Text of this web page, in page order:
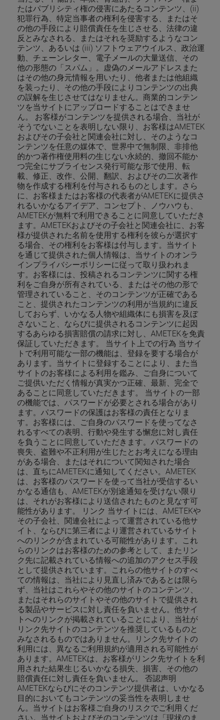
たはパブリシティ権の侵害にあたるコンテンツ、(ii)
犯罪行為、特定当事者の権利を侵害する、またはそ
の他の手段により賠償責任を生じさせる、法律の違
反とみなされる、またはそれを奨励するようなコン
テンツ、あるいは (iii) ソフトウェアウイルス、政治運
動、チェーンレター、電子メールの大量送信、その
他の形態の「スパム」。虚偽のメールアドレスまた
はその他の身元情報を用いたり、他者または他組織
を装ったり、その他の手段によりコンテンツの出典
の誤解を生じさせてはなりません。商業的コンテン
ツを当サイトにアップロードすることはできませ
ん。 お客様がコンテンツを提供される場合、当社が
そうでないことを表明しない限り、お客様はAMETEK
およびその子会社と関連会社に対し、そのようなコ
ンテンツを任意の媒体で、世界中で無制限、非排他
的かつ著作権使用料の生じない永続的、撤回不能か
つ完全にサブライセンス発行可能な形で使用、転
載、修正、改作、公開、翻訳、およびその二次著作
物を作成する権利を付与されるものとします。さら
に、お客様またはお客様の代表者がAMETEKに提供さ
れるいかなるアイデア、コンセプト、ノウハウも、
AMETEKが無料で利用できることに同意していただき
ます。AMETEKおよびその子会社と関連会社に、お客
様が提供された名前を使用する権利を彼らが選択す
る場合、その権利をお客様は付与します。当サイト
を通じて提供された個人情報は、当サイトのオンラ
インプライバシーポリシーに従って取り扱われま
す。お客様には、投稿されるコンテンツに関する権
利をご自身が所有されている、またはその他の形で
管理されていること、そのコンテンツが正確である
こと、提供されたコンテンツの利用が当規約に違反
しておらず、いかなる人物や組織体にも損害を及ぼ
さないこと、ならびに提供されるコンテンツに起因
するあらゆる損害賠償の請求に対し、AMETEKを免責
保証していただきます。 当サイト上での行為 当サイ
トで利用可能な一部の機能は、登録を要する場合が
あります。当サイトに登録することにより、また当
サイトのお客様による利用を鑑み、ご自身について
ご提供いただく情報が真実かつ正確、最新、完全で
あることに同意していただきます。 当サイトの一部
の機能では、パスワードが必要とされる場合があり
ます。パスワードの保護はお客様の責任となりま
す。お客様には、ご自身のパスワードを使ってなさ
れるすべての表明、行動や発生する懈怠に対し責任
を負うことに同意していただきます。パスワードの
喪失、盗難や不正利用が生じたとお考えになる理由
がある場合、またはそれについて関知された場合
は、直ちにAMETEKに通知してください。AMETEK
は、お客様のパスワードを使って当社が受信するい
かなる通信も、AMETEKが別途通知を受けない限り
は、それがお客様により送信されたものと見なす可
能性があります。 リンク 当サイトには、AMETEKや
その子会社、関連会社によって運営されている他サ
イト、ならびに第三者により運営されているサイト
へのリンクが含まれている可能性があります。これ
らのリンクはお客様のための参考として、またリン
ク先に記載されている情報への追加のアクセス手段
として提供されています。これらの他サイトのすべ
ての情報は、当社により見直し済みであるとは限ら
ず、当社はこれらやその他のサイトのコンテンツ、
またはそれらのサイトやその他のサイトで提供され
る製品やサービスに対し責任を負いません。他サイ
トへのリンクが掲載されていることにより、当社が
リンク先サイトのコンテンツを推奨しているものと
みなされるものではありません。リンク先サイトの
利用には、異なるご利用規約が適用される可能性が
あります。AMETEKは、お客様がリンク先サイトを利
用された結果生じるいかなる損失、損害、その他の
賠償責任に対し責任を負いません。 否認声明
AMETEKならびにそのコンテンツ提供者は、いかなる
目的においてもコンテンツの妥当性を表明しませ
ん。当サイトはお客様ご自身のリスクでご利用くだ
さい。当サイトおよびそのコンテンツは「現状のま